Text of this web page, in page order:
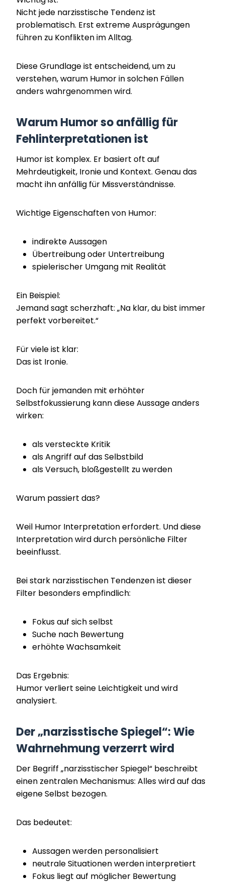
Nicht jede narzisstische Tendenz ist
problematisch. Erst extreme Ausprägungen
führen zu Konflikten im Alltag.
Diese Grundlage ist entscheidend, um zu
verstehen, warum Humor in solchen Fällen
anders wahrgenommen wird.
Warum Humor so anfällig für
Fehlinterpretationen ist
Humor ist komplex. Er basiert oft auf
Mehrdeutigkeit, Ironie und Kontext. Genau das
macht ihn anfällig für Missverständnisse.
Wichtige Eigenschaften von Humor:
indirekte Aussagen
Übertreibung oder Untertreibung
spielerischer Umgang mit Realität
Ein Beispiel:
Jemand sagt scherzhaft: „Na klar, du bist immer
perfekt vorbereitet.“
Für viele ist klar:
Das ist Ironie.
Doch für jemanden mit erhöhter
Selbstfokussierung kann diese Aussage anders
wirken:
als versteckte Kritik
als Angriff auf das Selbstbild
als Versuch, bloßgestellt zu werden
Warum passiert das?
Weil Humor Interpretation erfordert. Und diese
Interpretation wird durch persönliche Filter
beeinflusst.
Bei stark narzisstischen Tendenzen ist dieser
Filter besonders empfindlich:
Fokus auf sich selbst
Suche nach Bewertung
erhöhte Wachsamkeit
Das Ergebnis:
Humor verliert seine Leichtigkeit und wird
analysiert.
Der „narzisstische Spiegel“: Wie
Wahrnehmung verzerrt wird
Der Begriff „narzisstischer Spiegel“ beschreibt
einen zentralen Mechanismus: Alles wird auf das
eigene Selbst bezogen.
Das bedeutet:
Aussagen werden personalisiert
neutrale Situationen werden interpretiert
Fokus liegt auf möglicher Bewertung